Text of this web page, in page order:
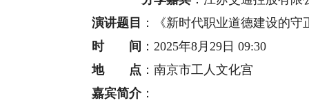
演讲题目
：《新时代职业道德建设的守
时 间 ：2025年8月29日 09:30
地 点 ：南京市工人文化宫
嘉宾简介：